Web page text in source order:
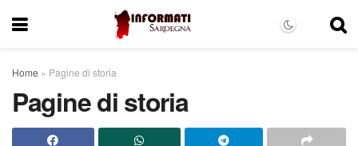
Home » Pagine di storia
Pagine di storia